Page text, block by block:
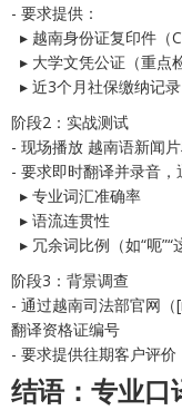
- 要求提供：
▸ 越南身份证复印件（
▸ 大学文凭公证（重点
▸ 近3个月社保缴纳记录
阶段2：实战测试
- 现场播放 越南语新闻
- 要求即时翻译并录音
▸ 专业词汇准确率
▸ 语流连贯性
▸ 冗余词比例（如“呃”“
阶段3：背景调查
- 通过越南司法部官网
翻译资格证编号
- 要求提供往期客户评价
结语：专业口